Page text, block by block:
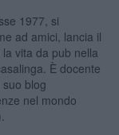
1977, si
ad amici, lancia il
vita da pub nella
È docente
blog
nel mondo